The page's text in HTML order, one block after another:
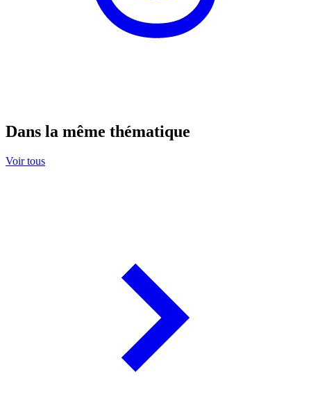
Dans la même thématique
Voir tous